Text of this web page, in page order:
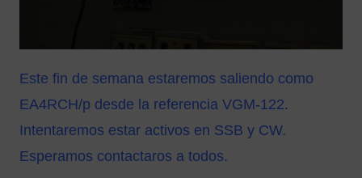
Este fin de semana estaremos saliendo como
EA4RCH/p desde la referencia VGM-122.
Intentaremos estar activos en SSB y CW.
Esperamos contactaros a todos.